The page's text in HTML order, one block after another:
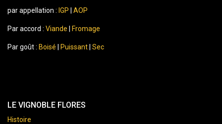
par appellation : IGP AOP
Par accord : Viande Fromage
Par goût : Boisé Puissant Sec
LE VIGNOBLE FLORES
Histoire